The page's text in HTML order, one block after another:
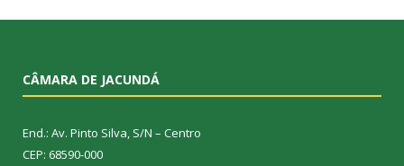
CÂMARA DE JACUNDÁ
End.: Av. Pinto Silva, S/N – Centro
CEP: 68590-000